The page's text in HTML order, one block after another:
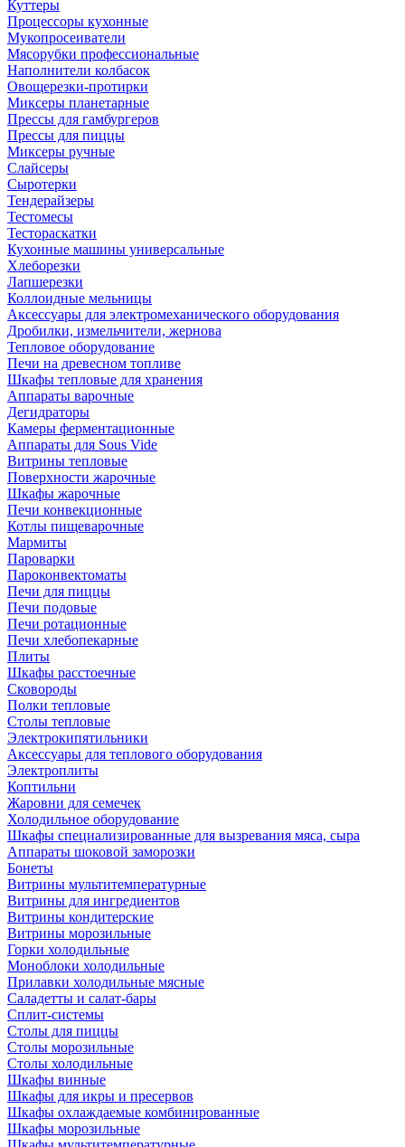
Куттеры
Процессоры кухонные
Мукопросеиватели
Мясорубки профессиональные
Наполнители колбасок
Овощерезки-протирки
Миксеры планетарные
Прессы для гамбургеров
Прессы для пиццы
Миксеры ручные
Слайсеры
Сыротерки
Тендерайзеры
Тестомесы
Тестораскатки
Кухонные машины универсальные
Хлеборезки
Лапшерезки
Коллоидные мельницы
Аксессуары для электромеханического оборудования
Дробилки, измельчители, жернова
Тепловое оборудование
Печи на древесном топливе
Шкафы тепловые для хранения
Аппараты варочные
Дегидраторы
Камеры ферментационные
Аппараты для Sous Vide
Витрины тепловые
Поверхности жарочные
Шкафы жарочные
Печи конвекционные
Котлы пищеварочные
Мармиты
Пароварки
Пароконвектоматы
Печи для пиццы
Печи подовые
Печи ротационные
Печи хлебопекарные
Плиты
Шкафы расстоечные
Сковороды
Полки тепловые
Столы тепловые
Электрокипятильники
Аксессуары для теплового оборудования
Электроплиты
Коптильни
Жаровни для семечек
Холодильное оборудование
Шкафы специализированные для вызревания мяса, сыра
Аппараты шоковой заморозки
Бонеты
Витрины мультитемпературные
Витрины для ингредиентов
Витрины кондитерские
Витрины морозильные
Горки холодильные
Моноблоки холодильные
Прилавки холодильные мясные
Саладетты и салат-бары
Сплит-системы
Столы для пиццы
Столы морозильные
Столы холодильные
Шкафы винные
Шкафы для икры и пресервов
Шкафы охлаждаемые комбинированные
Шкафы морозильные